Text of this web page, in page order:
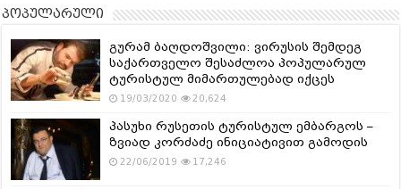
პოპულარული
გურამ ბაღდოშვილი: ვირუსის შემდეგ
საქართველო შესაძლოა პოპულარულ
ტურისტულ მიმართულებად იქცეს
19/03/2020 20,624
პასუხი რუსეთის ტურისტულ ემბარგოს –
ზვიად კორძაძე ინიციატივით გამოდის
22/06/2019 17,246